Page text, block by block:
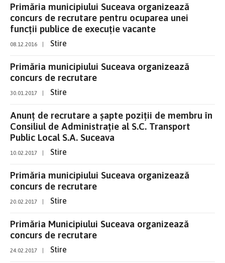
Primăria municipiului Suceava organizează
concurs de recrutare pentru ocuparea unei
funcţii publice de execuţie vacante
08.12.2016 Stire
Primăria municipiului Suceava organizează
concurs de recrutare
30.01.2017 Stire
Anunț de recrutare a șapte poziții de membru în
Consiliul de Administrație al S.C. Transport
Public Local S.A. Suceava
10.02.2017 Stire
Primăria municipiului Suceava organizează
concurs de recrutare
20.02.2017 Stire
Primăria Municipiului Suceava organizează
concurs de recrutare
24.02.2017 Stire